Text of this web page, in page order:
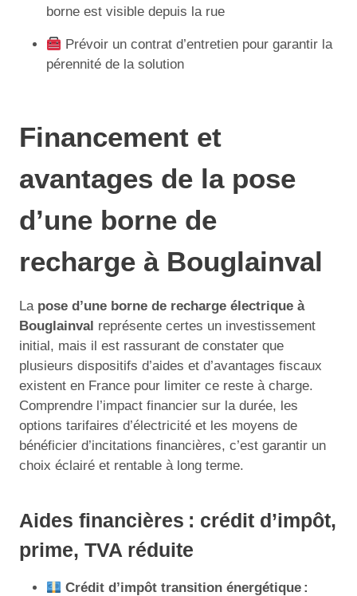
borne est visible depuis la rue
Prévoir un contrat d’entretien pour garantir la
pérennité de la solution
Financement et
avantages de la pose
d’une borne de
recharge à Bouglainval
La pose d’une borne de recharge électrique à
Bouglainval représente certes un investissement
initial, mais il est rassurant de constater que
plusieurs dispositifs d’aides et d’avantages fiscaux
existent en France pour limiter ce reste à charge.
Comprendre l’impact financier sur la durée, les
options tarifaires d’électricité et les moyens de
bénéficier d’incitations financières, c’est garantir un
choix éclairé et rentable à long terme.
Aides financières : crédit d’impôt,
prime, TVA réduite
Crédit d’impôt transition énergétique :